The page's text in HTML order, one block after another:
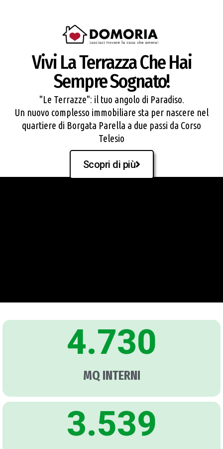
Vivi La Terrazza Che Hai
Sempre Sognato!
"Le Terrazze": il tuo angolo di Paradiso.
Un nuovo complesso immobiliare sta per nascere nel
quartiere di Borgata Parella a due passi da Corso
Telesio
Scopri di più
MQ INTERNI
4.730
3.539